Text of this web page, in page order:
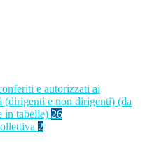
e autorizzati ai
(dirigenti e non dirigenti) (da
in tabelle) 26
2